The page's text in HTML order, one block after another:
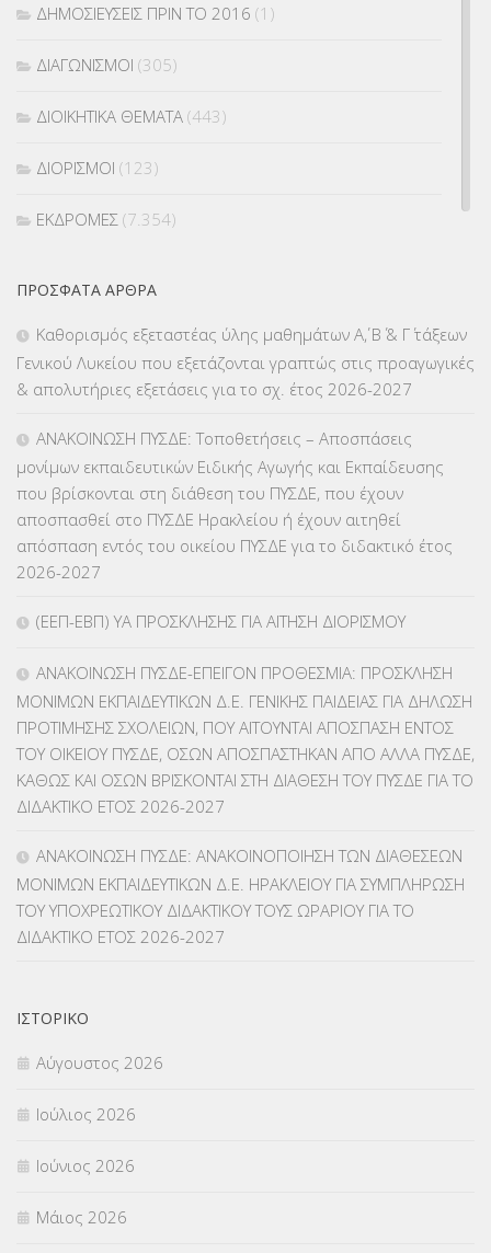
ΔΗΜΟΣΙΕΥΣΕΙΣ ΠΡΙΝ ΤΟ 2016 (1)
ΔΙΑΓΩΝΙΣΜΟΙ (305)
ΔΙΟΙΚΗΤΙΚΑ ΘΕΜΑΤΑ (443)
ΔΙΟΡΙΣΜΟΙ (123)
ΕΚΔΡΟΜΕΣ (7.354)
ΕΠΙΜΟΡΦΩΣΗ Τ.Π.Ε.(10)
ΚΕΣΥ(60)
ΚΕΣΥΠ(109)
ΚΠγ – ΚΡΑΤΙΚΟ ΠΙΣΤΟΠΟΙΗΤΙΚΟ ΓΛΩΣΣΟΜΑΘΕΙΑΣ
ΚΠπ- ΚΡΑΤΙΚΟ ΠΙΣΤΟΠΟΙΗΤΙΚΟ ΠΛΗΡΟΦΟΡΙΚΗΣ(12)
ΛΟΙΠΑ(309)
ΜΑΘΗΤΕΙΑ(275)
ΜΕΤΑΘΕΣΕΙΣ-ΤΟΠΟΘΕΤΗΣΕΙΣ ΒΕΛΤΙΩΣΕΙΣ(319)
ΜΕΤΑΦΟΡΑ ΜΑΘΗΤΩΝ(3)
ΝΟΜΟΘΕΣΙΑ(66)
ΠΡΌΣΦΑΤΑ ΆΡΘΡΑ
Καθορισμός εξεταστέας ύλης μαθημάτων Α΄, Β΄ & Γ΄ τάξεων
Γενικού Λυκείου που εξετάζονται γραπτώς στις προαγωγικές
& απολυτήριες εξετάσεις για το σχ. έτος 2026-2027
ΑΝΑΚΟΙΝΩΣΗ ΠΥΣΔΕ: Τοποθετήσεις – Αποσπάσεις
μονίμων εκπαιδευτικών Ειδικής Αγωγής και Εκπαίδευσης
που βρίσκονται στη διάθεση του ΠΥΣΔΕ, που έχουν
αποσπασθεί στο ΠΥΣΔΕ Ηρακλείου ή έχουν αιτηθεί
απόσπαση εντός του οικείου ΠΥΣΔΕ για το διδακτικό έτος
2026-2027
(ΕΕΠ-ΕΒΠ) ΥΑ ΠΡΟΣΚΛΗΣΗΣ ΓΙΑ ΑΙΤΗΣΗ ΔΙΟΡΙΣΜΟΥ
ΑΝΑΚΟΙΝΩΣΗ ΠΥΣΔΕ-ΕΠΕΙΓΟΝ ΠΡΟΘΕΣΜΙΑ: ΠΡΟΣΚΛΗΣΗ
ΜΟΝΙΜΩΝ ΕΚΠΑΙΔΕΥΤΙΚΩΝ Δ.Ε. ΓΕΝΙΚΗΣ ΠΑΙΔΕΙΑΣ ΓΙΑ ΔΗΛΩΣΗ
ΠΡΟΤΙΜΗΣΗΣ ΣΧΟΛΕΙΩΝ, ΠΟΥ ΑΙΤΟΥΝΤΑΙ ΑΠΟΣΠΑΣΗ ΕΝΤΟΣ
ΤΟΥ ΟΙΚΕΙΟΥ ΠΥΣΔΕ, ΟΣΩΝ ΑΠΟΣΠΑΣΤΗΚΑΝ ΑΠΟ ΑΛΛΑ ΠΥΣΔΕ,
ΚΑΘΩΣ ΚΑΙ ΟΣΩΝ ΒΡΙΣΚΟΝΤΑΙ ΣΤΗ ΔΙΑΘΕΣΗ ΤΟΥ ΠΥΣΔΕ ΓΙΑ ΤΟ
ΔΙΔΑΚΤΙΚΟ ΕΤΟΣ 2026-2027
ΑΝΑΚΟΙΝΩΣΗ ΠΥΣΔΕ: ΑΝΑΚΟΙΝΟΠΟΙΗΣΗ ΤΩΝ ΔΙΑΘΕΣΕΩΝ
ΜΟΝΙΜΩΝ ΕΚΠΑΙΔΕΥΤΙΚΩΝ Δ.Ε. ΗΡΑΚΛΕΙΟΥ ΓΙΑ ΣΥΜΠΛΗΡΩΣΗ
ΤΟΥ ΥΠΟΧΡΕΩΤΙΚΟΥ ΔΙΔΑΚΤΙΚΟΥ ΤΟΥΣ ΩΡΑΡΙΟΥ ΓΙΑ ΤΟ
ΔΙΔΑΚΤΙΚΟ ΕΤΟΣ 2026-2027
ΙΣΤΟΡΙΚΌ
Αύγουστος 2026
Ιούλιος 2026
Ιούνιος 2026
Μάιος 2026